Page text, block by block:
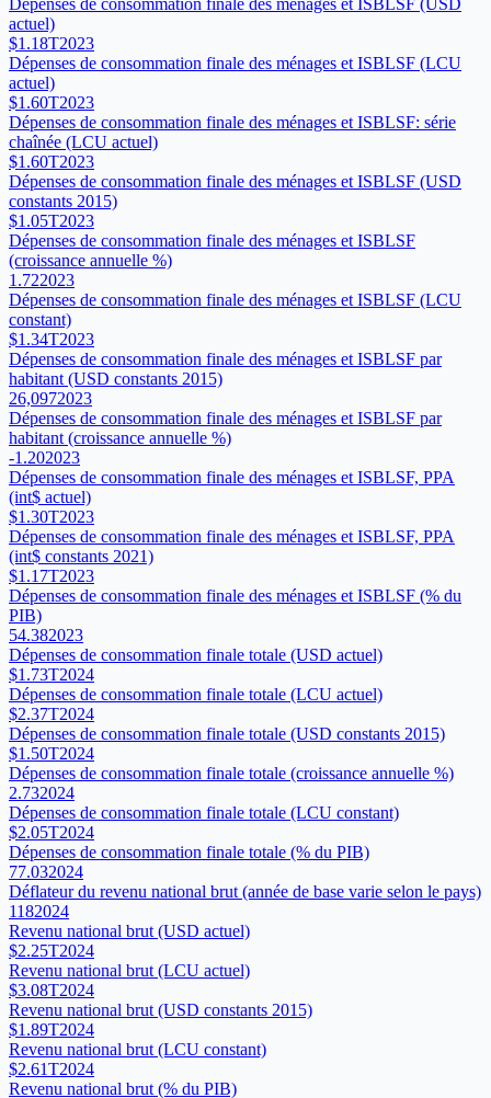
actuel)
$1.18T2023
Dépenses de consommation finale des ménages et ISBLSF (LCU
actuel)
$1.60T2023
Dépenses de consommation finale des ménages et ISBLSF: série
chaînée (LCU actuel)
$1.60T2023
Dépenses de consommation finale des ménages et ISBLSF (USD
constants 2015)
$1.05T2023
Dépenses de consommation finale des ménages et ISBLSF
(croissance annuelle %)
1.722023
Dépenses de consommation finale des ménages et ISBLSF (LCU
constant)
$1.34T2023
Dépenses de consommation finale des ménages et ISBLSF par
habitant (USD constants 2015)
26,0972023
Dépenses de consommation finale des ménages et ISBLSF par
habitant (croissance annuelle %)
-1.202023
Dépenses de consommation finale des ménages et ISBLSF, PPA
(int$ actuel)
$1.30T2023
Dépenses de consommation finale des ménages et ISBLSF, PPA
(int$ constants 2021)
$1.17T2023
Dépenses de consommation finale des ménages et ISBLSF (% du
PIB)
54.382023
Dépenses de consommation finale totale (USD actuel)
$1.73T2024
Dépenses de consommation finale totale (LCU actuel)
$2.37T2024
Dépenses de consommation finale totale (USD constants 2015)
$1.50T2024
Dépenses de consommation finale totale (croissance annuelle %)
2.732024
Dépenses de consommation finale totale (LCU constant)
$2.05T2024
Dépenses de consommation finale totale (% du PIB)
77.032024
Déflateur du revenu national brut (année de base varie selon le pays)
1182024
Revenu national brut (USD actuel)
$2.25T2024
Revenu national brut (LCU actuel)
$3.08T2024
Revenu national brut (USD constants 2015)
$1.89T2024
Revenu national brut (LCU constant)
$2.61T2024
Revenu national brut (% du PIB)